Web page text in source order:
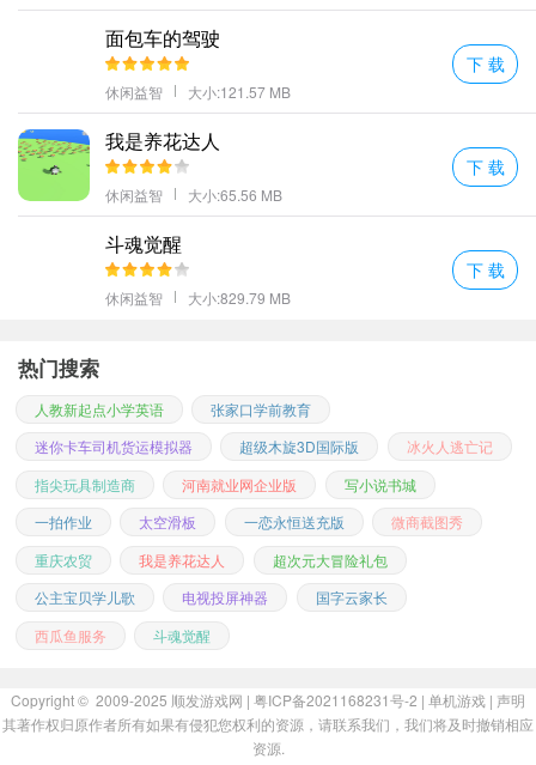
卡片。每张卡片上写一个游戏中遇到过的成语及其解释，并加上自
己对这个词的理解或者是相关的小故事。随着时间积累，你会发现
面包车的驾驶
休闲益智 大小:121.57 MB
下 载
我是养花达人
休闲益智 大小:65.56 MB
下 载
斗魂觉醒
休闲益智 大小:829.79 MB
下 载
热门搜索
人教新起点小学英语
张家口学前教育
迷你卡车司机货运模拟器
超级木旋3D国际版
冰火人逃亡记
指尖玩具制造商
河南就业网企业版
写小说书城
一拍作业
太空滑板 一恋永恒送充版
微商截图秀
重庆农贸
我是养花达人
超次元大冒险礼包
公主宝贝学儿歌
电视投屏神器
国字云家长
西瓜鱼服务
斗魂觉醒
Copyright © 2009-2025 顺发游戏网 | 粤ICP备2021168231号-2 | 单机游戏 | 声明
其著作权归原作者所有如果有侵犯您权利的资源，请联系我们，我们将及时撤销相应
资源.